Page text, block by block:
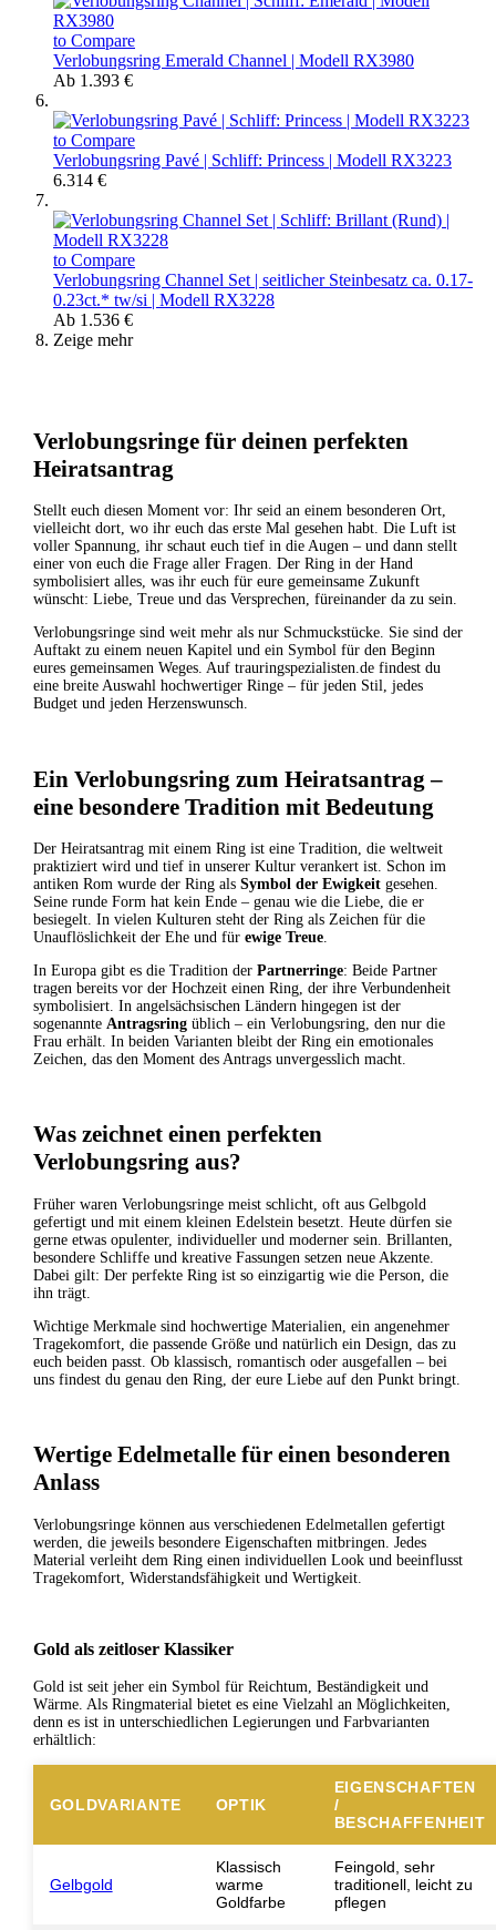
to Compare
Verlobungsring Emerald Channel | Modell RX3980
Ab 1.393 €
to Compare
Verlobungsring Pavé | Schliff: Princess | Modell RX3223
6.314 €
to Compare
Verlobungsring Channel Set | seitlicher Steinbesatz ca. 0.17-
0.23ct.* tw/si | Modell RX3228
Ab 1.536 €
Zeige mehr
Verlobungsringe für deinen perfekten
Heiratsantrag
Stellt euch diesen Moment vor: Ihr seid an einem besonderen Ort,
vielleicht dort, wo ihr euch das erste Mal gesehen habt. Die Luft ist
voller Spannung, ihr schaut euch tief in die Augen – und dann stellt
einer von euch die Frage aller Fragen. Der Ring in der Hand
symbolisiert alles, was ihr euch für eure gemeinsame Zukunft
wünscht: Liebe, Treue und das Versprechen, füreinander da zu sein.
Verlobungsringe sind weit mehr als nur Schmuckstücke. Sie sind der
Auftakt zu einem neuen Kapitel und ein Symbol für den Beginn
eures gemeinsamen Weges. Auf trauringspezialisten.de findest du
eine breite Auswahl hochwertiger Ringe – für jeden Stil, jedes
Budget und jeden Herzenswunsch.
Ein Verlobungsring zum Heiratsantrag –
eine besondere Tradition mit Bedeutung
Der Heiratsantrag mit einem Ring ist eine Tradition, die weltweit
praktiziert wird und tief in unserer Kultur verankert ist. Schon im
antiken Rom wurde der Ring als Symbol der Ewigkeitgesehen.
Seine runde Form hat kein Ende – genau wie die Liebe, die er
besiegelt. In vielen Kulturen steht der Ring als Zeichen für die
Unauflöslichkeit der Ehe und für ewige Treue.
In Europa gibt es die Tradition der Partnerringe: Beide Partner
tragen bereits vor der Hochzeit einen Ring, der ihre Verbundenheit
symbolisiert. In angelsächsischen Ländern hingegen ist der
sogenannte Antragsringüblich – ein Verlobungsring, den nur die
Frau erhält. In beiden Varianten bleibt der Ring ein emotionales
Zeichen, das den Moment des Antrags unvergesslich macht.
Was zeichnet einen perfekten
Verlobungsring aus?
Früher waren Verlobungsringe meist schlicht, oft aus Gelbgold
gefertigt und mit einem kleinen Edelstein besetzt. Heute dürfen sie
gerne etwas opulenter, individueller und moderner sein. Brillanten,
besondere Schliffe und kreative Fassungen setzen neue Akzente.
Dabei gilt: Der perfekte Ring ist so einzigartig wie die Person, die
ihn trägt.
Wichtige Merkmale sind hochwertige Materialien, ein angenehmer
Tragekomfort, die passende Größe und natürlich ein Design, das zu
euch beiden passt. Ob klassisch, romantisch oder ausgefallen – bei
uns findest du genau den Ring, der eure Liebe auf den Punkt bringt.
Wertige Edelmetalle für einen besonderen
Anlass
Verlobungsringe können aus verschiedenen Edelmetallen gefertigt
werden, die jeweils besondere Eigenschaften mitbringen. Jedes
Material verleiht dem Ring einen individuellen Look und beeinflusst
Tragekomfort, Widerstandsfähigkeit und Wertigkeit.
Gold als zeitloser Klassiker
Gold ist seit jeher ein Symbol für Reichtum, Beständigkeit und
Wärme. Als Ringmaterial bietet es eine Vielzahl an Möglichkeiten,
denn es ist in unterschiedlichen Legierungen und Farbvarianten
erhältlich:
GOLDVARIANTE OPTIK
EIGENSCHAFTEN
/
BESCHAFFENHEIT
Gelbgold
Klassisch
warme
Goldfarbe
Feingold, sehr
traditionell, leicht zu
pflegen